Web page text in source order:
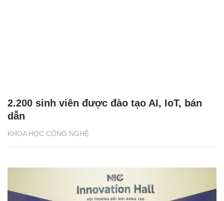
KHOA HỌC CÔNG NGHỆ
2.200 sinh viên được đào tạo AI, IoT, bán
dẫn